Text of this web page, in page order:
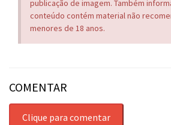
publicação de imagem. Também
conteúdo contém material não
menores de 18 anos.
COMENTAR
Clique para comentar